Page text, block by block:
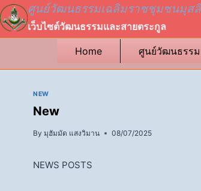
Skip
to
content
ศูนย์วัฒนธรรมเฉลิมราชชุมชนมุส
เว็บไซต์วัฒนธรรมและสายตระกูล
Home ศูนย์วัฒนธรร
NEW
New
By มุฮัมมัด แสงวิมาน 08/07/2025
NEWS POSTS